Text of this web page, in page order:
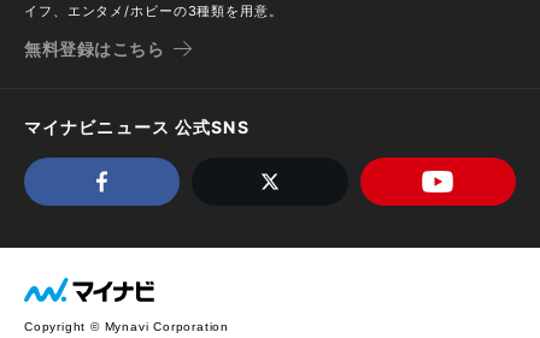
イフ、エンタメ/ホビーの3種類を用意。
無料登録はこちら
マイナビニュース 公式SNS
Copyright © Mynavi Corporation